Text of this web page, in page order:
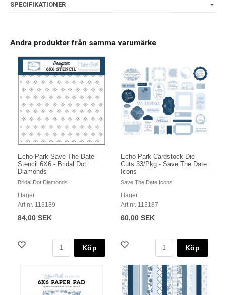
SPECIFIKATIONER
Andra produkter från samma varumärke
Echo Park Save The Date
Stencil 6X6 - Bridal Dot
Diamonds
Bridal Dot Diamonds
I lager
Art nr. 113189
84,00 SEK
Köp
Echo Park Cardstock Die-
Cuts 33/Pkg - Save The Date
Icons
Save The Date Icons
I lager
Art nr. 113187
60,00 SEK
Köp